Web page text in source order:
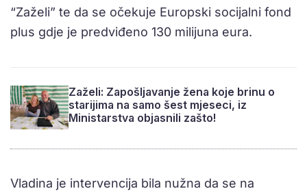
“Zaželi” te da se očekuje Europski socijalni fond
plus gdje je predviđeno 130 milijuna eura.
Zaželi: Zapošljavanje žena koje brinu o
starijima na samo šest mjeseci, iz
Ministarstva objasnili zašto!
Vladina je intervencija bila nužna da se na